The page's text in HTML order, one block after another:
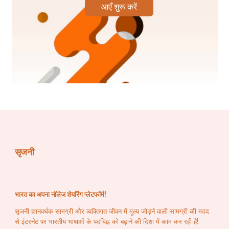
ଯାଇଥାନ୍ତି ପୂର୍ବରୁ ଜଗମୋହନରେ ଏକ କାଷ୍ଠ ନିର୍ମିତ
ପଲଙ୍କ ପଡିଥାଏ । ତହିଁ ଉପରେ ଉଭୟ ପ୍ରତିମା ବିଜେ
କରିଥାନ୍ତି ତତ୍ପରେ ଭିତରଚ୍ଛ ମହାପାତ୍ର ପ୍ରସାଦ ଲାଗି
କରନ୍ତି ଓ ସୁଦୁସୁଆର , ଆସ୍ଥାନ ପଢିଆରୀ ପୂଜା ଠା କରନ୍ତି ।
ଏହି ପୂଜା ନିମନ୍ତେ ଦୁଇ ସରା କୋରା ଯୋଗାଯାଇଥାଏ।
ଶ୍ରୀଦେବୀ ଓ ଶ୍ରୀମଦନମୋହନ ପାଲିଙ୍କିରେ ବିଜେ ହୋଇ
ଭିତର ବେଢାସ୍ଥ ସାତ ପାହାଚ ଦେଇ ଗରୁଡ ସ୍ତମ୍ଭ
ହୋଇଥାନ୍ତି ।
आएँ शुरू करें
सृजनी
भारत का अपना नॉलेज शेयरिंग प्लेटफॉर्म!
सृजनी ज्ञानवर्धक सामग्री और व्यक्तिगत जीवन में मूल्य जोड़ने वाली सामग्री की मदद
से इंटरनेट पर भारतीय भाषाओं के पदचिह्न को बढ़ाने की दिशा में काम कर रही है!